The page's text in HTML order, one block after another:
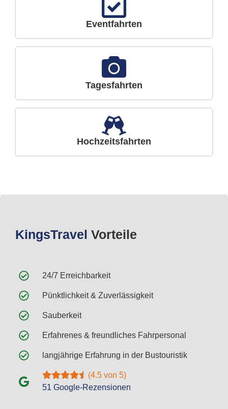
Eventfahrten
Tagesfahrten
Hochzeitsfahrten
KingsTravel Vorteile
24/7 Erreichbarkeit
Pünktlichkeit & Zuverlässigkeit
Sauberkeit
Erfahrenes & freundliches Fahrpersonal
langjährige Erfahrung in der Bustouristik
(4.5 von 5)
51 Google-Rezensionen